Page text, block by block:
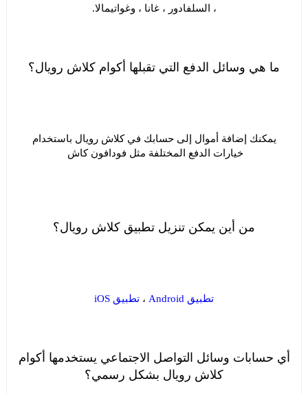
، السلفادور ، غانا ، وغواتيمالا.
ما هي وسائل الدفع التي تقبلها أكوام كلاش رويال؟
يمكنك إضافة أموال إلى حسابك في كلاش رويال باستخدام
خيارات الدفع المختلفة مثل فودافون كاش
من أين يمكن تنزيل تطبيق كلاش رويال؟
تطبيق Android ، تطبيق iOS
أي حسابات وسائل التواصل الاجتماعي يستخدمها أكوام
كلاش رويال بشكل رسمي؟